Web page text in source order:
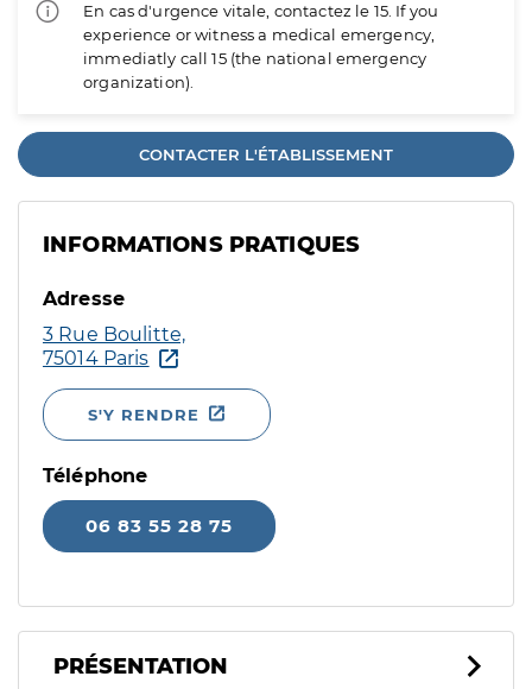
En cas d'urgence vitale, contactez le 15. If you
experience or witness a medical emergency,
immediatly call 15 (the national emergency
organization).
CONTACTER L'ÉTABLISSEMENT
INFORMATIONS PRATIQUES
Adresse
3 Rue Boulitte,
75014 Paris
S'Y RENDRE
Téléphone
06 83 55 28 75
PRÉSENTATION